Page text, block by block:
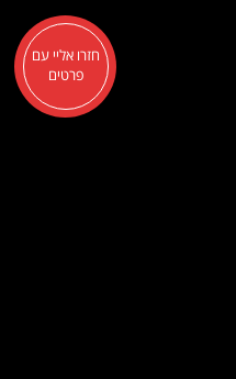
חזרו אליי עם
פרטים